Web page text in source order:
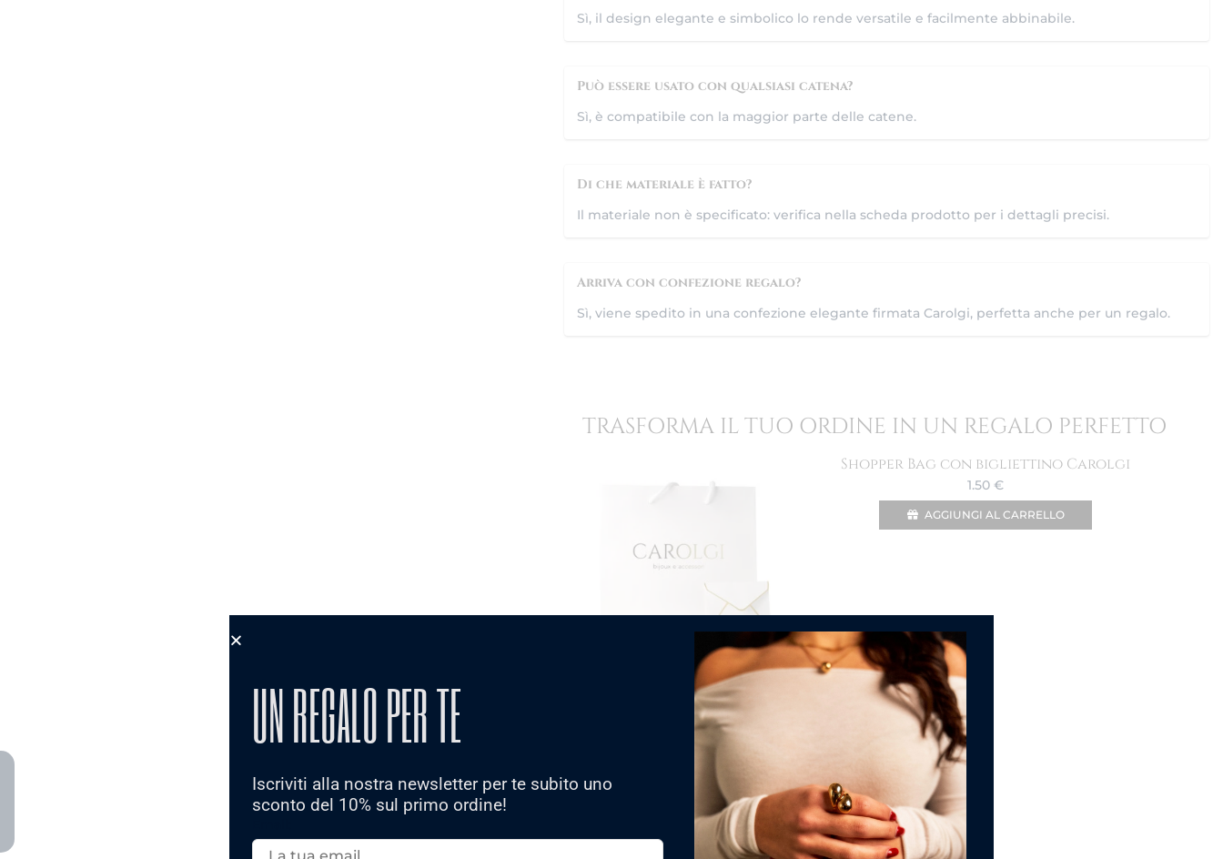
Sì, il design elegante e simbolico lo rende versatile e facilmente abbinabile.
Può essere usato con qualsiasi catena?
Sì, è compatibile con la maggior parte delle catene.
Di che materiale è fatto?
Il materiale non è specificato: verifica nella scheda prodotto per i dettagli precisi.
Arriva con confezione regalo?
Sì, viene spedito in una confezione elegante firmata Carolgi, perfetta anche per un regalo.
TRASFORMA IL TUO ORDINE IN UN REGALO PERFETTO
Shopper Bag con bigliettino Carolgi
1.50 €
AGGIUNGI AL CARRELLO
UN REGALO PER TE
Iscriviti alla nostra newsletter per te subito uno
sconto del 10% sul primo ordine!